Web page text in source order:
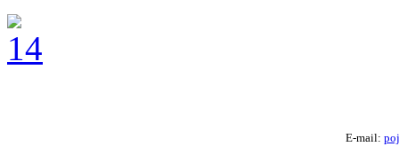
E-mail: